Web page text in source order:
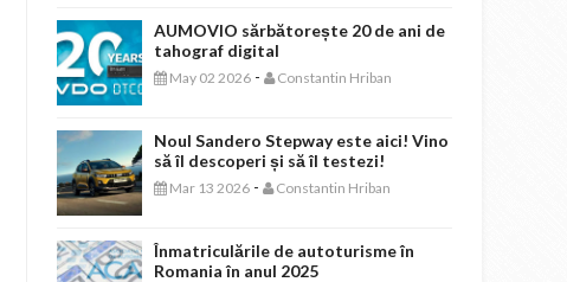
AUMOVIO sărbătorește 20 de ani de
tahograf digital
May 02 2026 - Constantin Hriban
Noul Sandero Stepway este aici! Vino
să îl descoperi și să îl testezi!
Mar 13 2026 - Constantin Hriban
Înmatriculările de autoturisme în
Romania în anul 2025